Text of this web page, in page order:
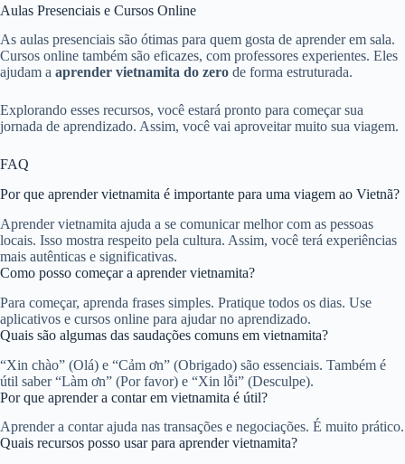
Aulas Presenciais e Cursos Online
As aulas presenciais são ótimas para quem gosta de aprender em sala.
Cursos online também são eficazes, com professores experientes. Eles
ajudam a aprender vietnamita do zero de forma estruturada.
Explorando esses recursos, você estará pronto para começar sua
jornada de aprendizado. Assim, você vai aproveitar muito sua viagem.
FAQ
Por que aprender vietnamita é importante para uma viagem ao Vietnã?
Aprender vietnamita ajuda a se comunicar melhor com as pessoas
locais. Isso mostra respeito pela cultura. Assim, você terá experiências
mais autênticas e significativas.
Como posso começar a aprender vietnamita?
Para começar, aprenda frases simples. Pratique todos os dias. Use
aplicativos e cursos online para ajudar no aprendizado.
Quais são algumas das saudações comuns em vietnamita?
“Xin chào” (Olá) e “Cảm ơn” (Obrigado) são essenciais. Também é
útil saber “Làm ơn” (Por favor) e “Xin lỗi” (Desculpe).
Por que aprender a contar em vietnamita é útil?
Aprender a contar ajuda nas transações e negociações. É muito prático.
Quais recursos posso usar para aprender vietnamita?